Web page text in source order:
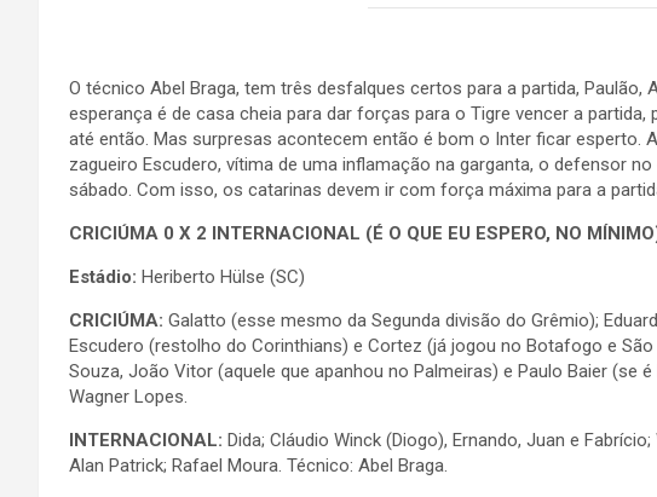
O técnico Abel Braga, tem três desfalques certos para a partida, Paulão,
esperança é de casa cheia para dar forças para o Tigre vencer a
até então. Mas surpresas acontecem então é bom o Inter ficar esperto.
zagueiro Escudero, vítima de uma inflamação na garganta, o defensor
sábado. Com isso, os catarinas devem ir com força máxima para a
CRICIÚMA 0 X 2 INTERNACIONAL (É O QUE EU ESPERO, NO
Estádio: Heriberto Hülse (SC)
CRICIÚMA: Galatto (esse mesmo da Segunda divisão do Grêmio);
Escudero (restolho do Corinthians) e Cortez (já jogou no Botafogo e São
Souza, João Vitor (aquele que apanhou no Palmeiras) e Paulo Baier (se
Wagner Lopes.
INTERNACIONAL: Dida; Cláudio Winck (Diogo), Ernando, Juan e
Alan Patrick; Rafael Moura. Técnico: Abel Braga.